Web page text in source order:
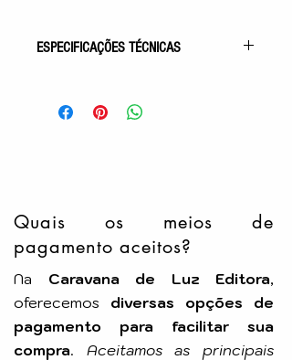
ESPECIFICAÇÕES TÉCNICAS
Acabamento: Capa Comum
Autor (a): Allan Kardec
Editora: IDE
Adquira agora “O Evangelho segundo o
Espiritismo” e transforme sua vida,
para fortalecer a fé, a esperança e o
crescimento espiritual a cada dia.
Quais os meios de
pagamento aceitos?
Na Caravana de Luz Editora,
oferecemos diversas opções de
pagamento para facilitar sua
compra. Aceitamos as principais